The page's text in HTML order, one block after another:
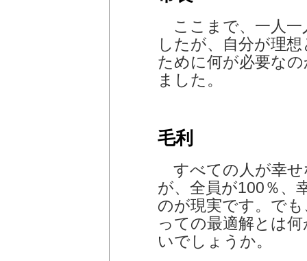
ここまで、一人一
したが、自分が理
ために何が必要な
ました。
毛利
すべての人が幸せ
が、全員が100％、
のが現実です。で
っての最適解とは
いでしょうか。